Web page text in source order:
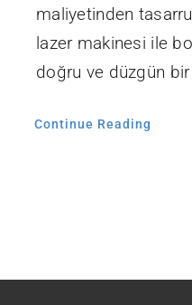
maliyetinden
lazer makinesi ile
doğru ve düzgün
Continue Reading